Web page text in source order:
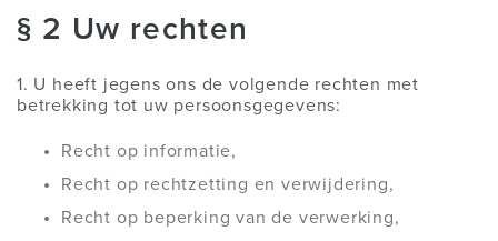
§ 2 Uw rechten
1. U heeft jegens ons de volgende rechten met
betrekking tot uw persoonsgegevens:
Recht op informatie,
Recht op rechtzetting en verwijdering,
Recht op beperking van de verwerking,